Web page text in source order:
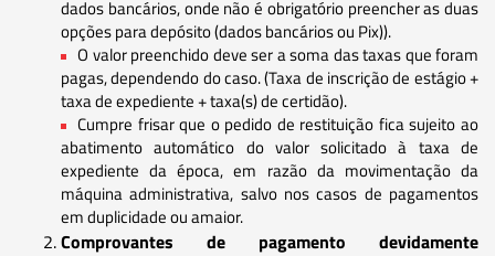
dados bancários, onde não é obrigatório preencher as duas
opções para depósito (dados bancários ou Pix)).
O valor preenchido deve ser a soma das taxas que foram
pagas, dependendo do caso. (Taxa de inscrição de estágio +
taxa de expediente + taxa(s) de certidão).
Cumpre frisar que o pedido de restituição fica sujeito ao
abatimento automático do valor solicitado à taxa de
expediente da época, em razão da movimentação da
máquina administrativa, salvo nos casos de pagamentos
em duplicidade ou amaior.
Comprovantes de pagamento devidamente